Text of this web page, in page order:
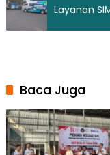
Layanan
Baca Juga